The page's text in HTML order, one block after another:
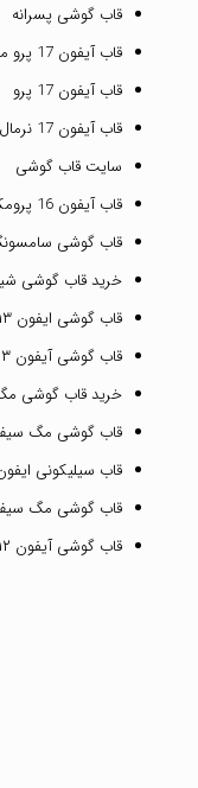
قاب گوشی پسرانه
قاب آیفون 17 پرو مکس
قاب آیفون 17 پرو
قاب آیفون 17 نرمال
سایت قاب گوشی
قاب آیفون 16 پرومکس
قاب گوشی
خرید قاب گوشی
قاب گوشی ایفون ۱۳
قاب گوشی آیفون ۱۳ دخترانه
خرید قاب گوشی
قاب گوشی مگ
قاب سیلیکونی ایفون
قاب گوشی مگ سیف
قاب گوشی آیفون ۱۲ پرو مکس دخترانه